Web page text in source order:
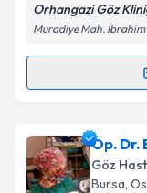
Kişisel
Metni'ni
Orhangazi Göz
Muradiye Mah.
Randevu
Op. Dr. Esin
oluşturun. Size
takvim
Op. Dr.
Göz
Bursa,